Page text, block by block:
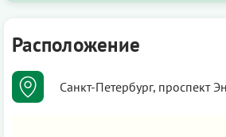
Расположение
Санкт-Петербург, проспект